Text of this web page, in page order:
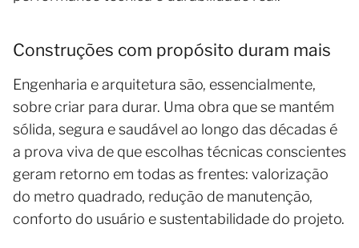
Construções com propósito duram mais
Engenharia e arquitetura são, essencialmente,
sobre criar para durar. Uma obra que se mantém
sólida, segura e saudável ao longo das décadas é
a prova viva de que escolhas técnicas conscientes
geram retorno em todas as frentes: valorização
do metro quadrado, redução de manutenção,
conforto do usuário e sustentabilidade do projeto.